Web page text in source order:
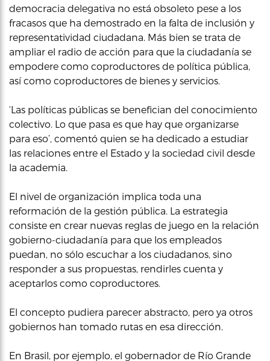
democracia delegativa no está obsoleto pese a los
fracasos que ha demostrado en la falta de inclusión y
representatividad ciudadana. Más bien se trata de
ampliar el radio de acción para que la ciudadanía se
empodere como coproductores de política pública,
así como coproductores de bienes y servicios.
‘Las políticas públicas se benefician del conocimiento
colectivo. Lo que pasa es que hay que organizarse
para eso’, comentó quien se ha dedicado a estudiar
las relaciones entre el Estado y la sociedad civil desde
la academia.
El nivel de organización implica toda una
reformación de la gestión pública. La estrategia
consiste en crear nuevas reglas de juego en la relación
gobierno-ciudadanía para que los empleados
puedan, no sólo escuchar a los ciudadanos, sino
responder a sus propuestas, rendirles cuenta y
aceptarlos como coproductores.
El concepto pudiera parecer abstracto, pero ya otros
gobiernos han tomado rutas en esa dirección.
En Brasil, por ejemplo, el gobernador de Río Grande